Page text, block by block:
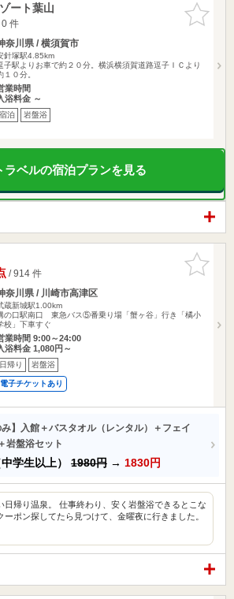
お気に入
りに追加
ート葉山
件
奈川県 / 横須賀市
針塚駅4.85km
子駅よりお車で約２０分。横浜横須賀道路逗子ＩＣより
１０分。
業時間
浴料金 ～
宿泊 岩盤浴
ラベルの宿泊プランを見る
お気に入
りに追加
/ 914 件
奈川県 / 川崎市高津区
蔵新城駅1.00km
の口駅南口 東急バス⑤番乗り場「蟹ヶ谷」行き「橘小
校」下車すぐ
業時間 9:00～24:00
浴料金 1,080円～
日帰り 岩盤浴
電子チケットあり
み】入館＋バスタオル（レンタル）＋フェイ
岩盤浴セット
学生以上） 1980円 → 1830円
日帰り温泉。 仕事終わり、安く岩盤浴できるとこな
ーポン探してたら見つけて、金曜夜に行きました。